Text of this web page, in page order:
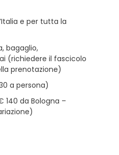
e per tutta la
bagaglio,
(richiedere il fascicolo
prenotazione)
a persona)
140 da Bologna –